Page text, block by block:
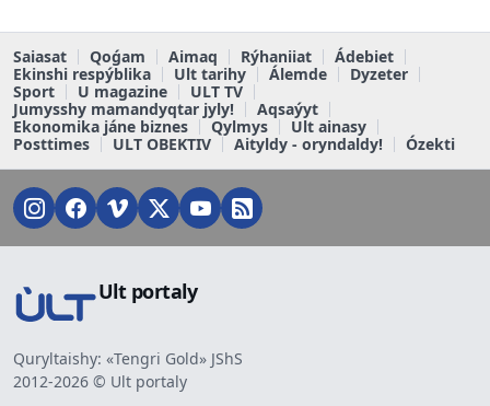
Saiasat Qoǵam Aimaq Rýhaniiat
Ádebiet
Ekinshi respýblika
Ult tarihy Álemde
Dyzeter
Sport
U magazine
ULT TV
Jumysshy mamandyqtar jyly!
Aqsaýyt
Ekonomika jáne biznes
Qylmys
Ult ainasy
Posttimes
ULT OBEKTIV Aityldy - oryndaldy! Ózekti
Ult portaly
Quryltaishy: «Tengri Gold» JShS
2012-2026 © Ult portaly